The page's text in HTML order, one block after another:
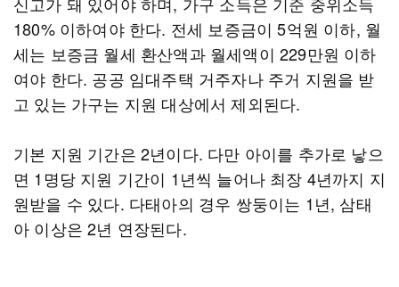
180% 이하여야 한다. 전세 보증금이 5억원 이하, 월
세는 보증금 월세 환산액과 월세액이 229만원 이하
여야 한다. 공공 임대주택 거주자나 주거 지원을 받
고 있는 가구는 지원 대상에서 제외된다.
기본 지원 기간은 2년이다. 다만 아이를 추가로 낳으
면 1명당 지원 기간이 1년씩 늘어나 최장 4년까지 지
원받을 수 있다. 다태아의 경우 쌍둥이는 1년, 삼태
아 이상은 2년 연장된다.